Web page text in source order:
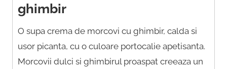
ghimbir
O supa crema de morcovi cu ghimbir, calda si
usor picanta, cu o culoare portocalie apetisanta.
Morcovii dulci si ghimbirul proaspat creeaza un